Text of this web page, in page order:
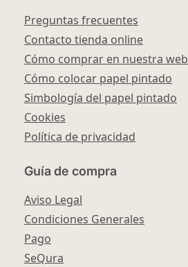
Preguntas frecuentes
Contacto tienda online
Cómo comprar en nuestra web
Cómo colocar papel pintado
Simbología del papel pintado
Cookies
Política de privacidad
Guía de compra
Aviso Legal
Condiciones Generales
Pago
SeQura